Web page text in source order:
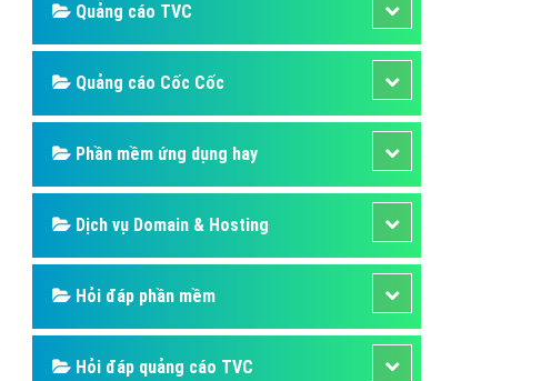
Thiết kế ứng dụng
Quảng cáo Cốc Cốc hiệu quả
Quảng cáo Zalo chuyên nghiệp
Định nghĩa
Quảng cáo TVC
Quảng cáo Cốc Cốc
Phần mềm ứng dụng hay
Dịch vụ Domain & Hosting
Hỏi đáp phần mềm
Hỏi đáp quảng cáo TVC